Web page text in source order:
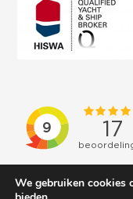
We gebruiken cookies